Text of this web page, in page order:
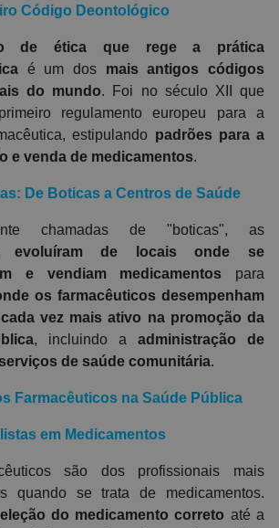
Código Deontológico
de ética que rege a prática
é um dos mais antigos códigos
do mundo. Foi no século XII que
regulamento europeu para a
estipulando padrões para a
e venda de medicamentos.
De Boticas a Centros de Saúde
chamadas de "boticas", as
evoluíram de locais onde se
e vendiam medicamentos para
os farmacêuticos desempenham
vez mais ativo na promoção da
, incluindo a administração de
de saúde comunitária.
Farmacêuticos na Saúde Pública
em Medicamentos
são dos profissionais mais
quando se trata de medicamentos.
do medicamento correto até a